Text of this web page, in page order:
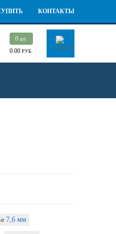
КОНТАКТЫ
0шт.
0.00 РУБ.
⌀7,6 мм